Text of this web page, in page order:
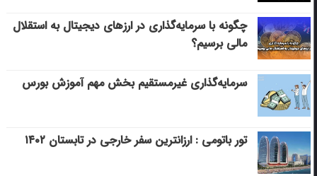
چگونه با سرمایه‌گذاری در ارزهای دیجیتال به استقلال
مالی برسیم؟
سرمایه‌گذاری غیرمستقیم بخش مهم آموزش بورس
تور باتومی : ارزانترین سفر خارجی در تابستان ۱۴۰۲